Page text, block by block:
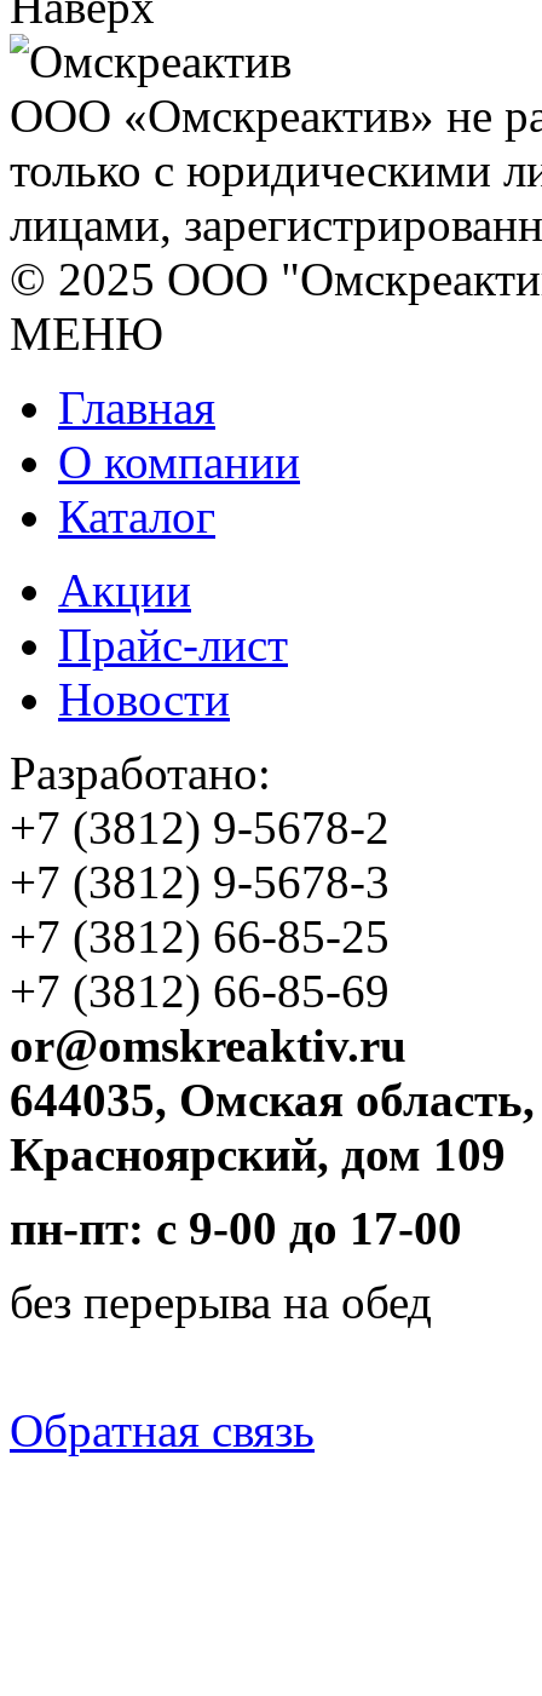
ООО «Омскреактив» не
только с юридическими
лицами,
© 2025 ООО
МЕНЮ
Главная
О компании
Каталог
Акции
Прайс-лист
Новости
Разработано:
+7 (3812) 9-5678-2
+7 (3812) 9-5678-3
+7 (3812) 66-85-25
+7 (3812) 66-85-69
or@omskreaktiv.ru
644035, Омская
Красноярский, дом 109
пн-пт: с 9-00 до 17-00
без перерыва на обед
Обратная связь